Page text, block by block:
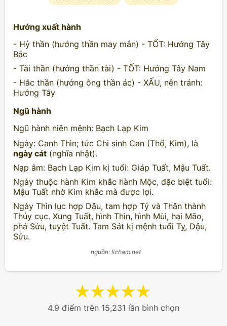
Hướng xuất hành
- Hỷ thần (hướng thần may mắn) - TỐT: Hướng Tây
Bắc
- Tài thần (hướng thần tài) - TỐT: Hướng Tây Nam
- Hắc thần (hướng ông thần ác) - XẤU, nên tránh:
Hướng Tây
Ngũ hành
Ngũ hành niên mệnh: Bạch Lạp Kim
Ngày: Canh Thìn; tức Chi sinh Can (Thổ, Kim), là
ngày cát(nghĩa nhật).
Nạp âm: Bạch Lạp Kim kị tuổi: Giáp Tuất, Mậu Tuất.
Ngày thuộc hành Kim khắc hành Mộc, đặc biệt tuổi:
Mậu Tuất nhờ Kim khắc mà được lợi.
Ngày Thìn lục hợp Dậu, tam hợp Tý và Thân thành
Thủy cục. Xung Tuất, hình Thìn, hình Mùi, hại Mão,
phá Sửu, tuyệt Tuất. Tam Sát kị mệnh tuổi Tỵ, Dậu,
Sửu.
nguồn: licham.net
★
★
★
★
★
4.9 điểm trên 15,231 lần bình chọn